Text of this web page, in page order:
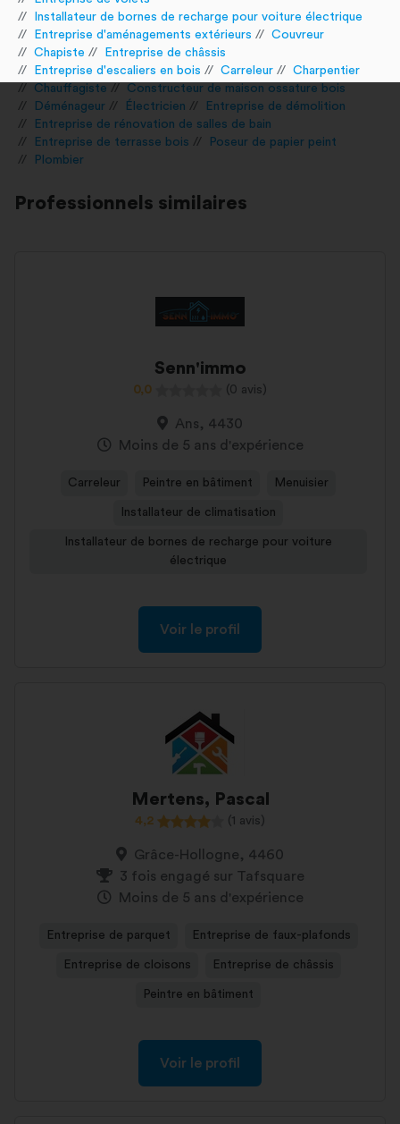
Installateur de bornes de recharge pour voiture électrique
Entreprise d'aménagements extérieurs
Couvreur
Chapiste
Entreprise de châssis
Entreprise d'escaliers en bois
Carreleur
Charpentier
Chauffagiste
Constructeur de maison ossature bois
Déménageur
Électricien
Entreprise de démolition
Entreprise de rénovation de salles de bain
Entreprise de terrasse bois
Poseur de papier peint
Plombier
Professionnels similaires
Senn'immo
0,0 (0 avis)
Ans, 4430
Moins de 5 ans d'expérience
Carreleur Peintre en bâtiment Menuisier
Installateur de climatisation
Installateur de bornes de recharge pour voiture
électrique
Voir le profil
Mertens, Pascal
4,2 (1 avis)
Grâce-Hollogne, 4460
3 fois engagé sur Tafsquare
Moins de 5 ans d'expérience
Entreprise de parquet Entreprise de faux-plafonds
Entreprise de cloisons Entreprise de châssis
Peintre en bâtiment
Voir le profil